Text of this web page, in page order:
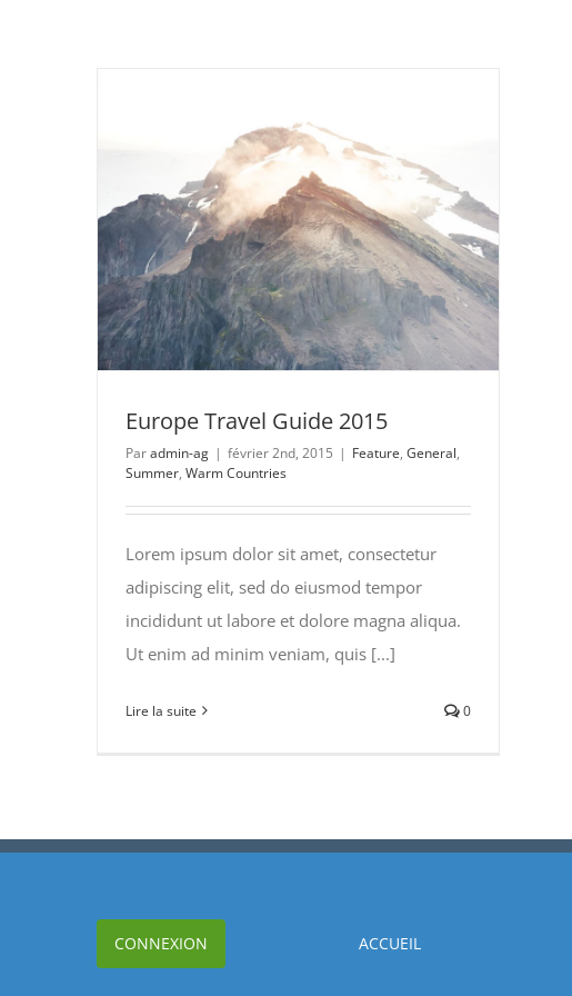
Europe Travel Guide 2015
Paradmin-ag | février 2nd, 2015 | Feature, General,
Summer, Warm Countries
Lorem ipsum dolor sit amet, consectetur
adipiscing elit, sed do eiusmod tempor
incididunt ut labore et dolore magna aliqua.
Ut enim ad minim veniam, quis [...]
Lire la suite 0
CONNEXION ACCUEIL